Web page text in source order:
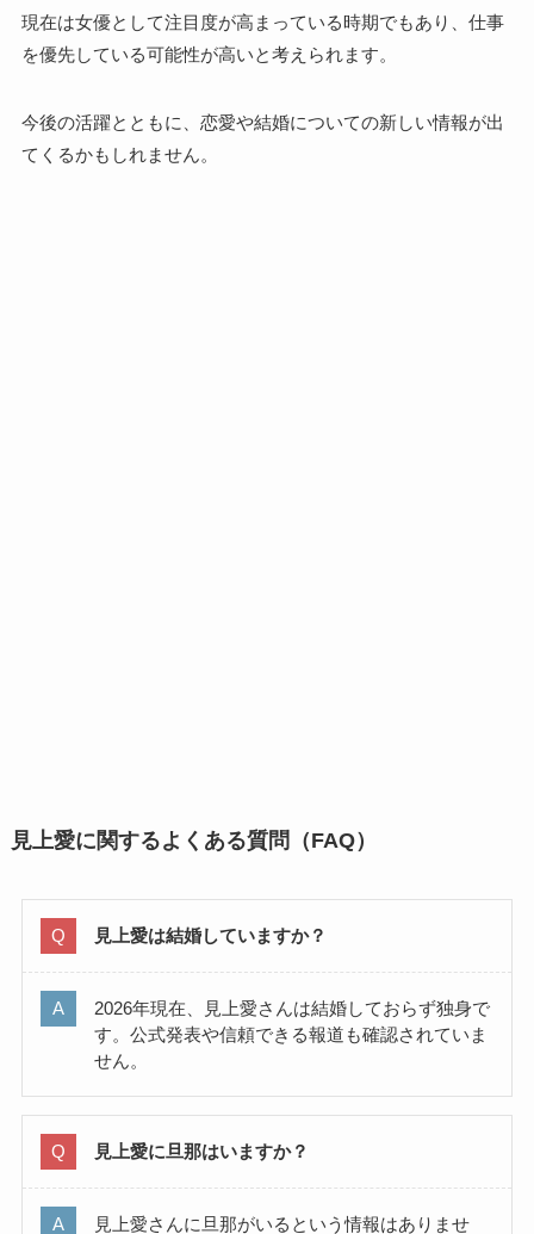
現在は女優として注目度が高まっている時期でもあり、仕事
を優先している可能性が高いと考えられます。
今後の活躍とともに、恋愛や結婚についての新しい情報が出
てくるかもしれません。
見上愛に関するよくある質問（FAQ）
見上愛は結婚していますか？
2026年現在、見上愛さんは結婚しておらず独身で
す。公式発表や信頼できる報道も確認されていま
せん。
見上愛に旦那はいますか？
見上愛さんに旦那がいるという情報はありませ